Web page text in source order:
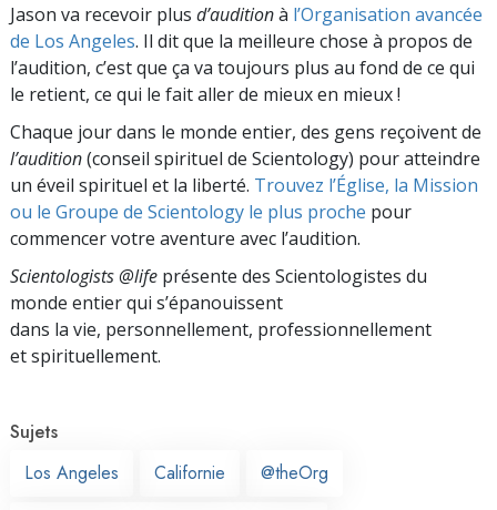
Jason va recevoir plus d’auditionà l’Organisation avancée
de Los Angeles. Il dit que la meilleure chose à propos de
l’audition, c’est que ça va toujours plus au fond de ce qui
le retient, ce qui le fait aller de mieux en mieux !
Chaque jour dans le monde entier, des gens reçoivent de
l’audition(conseil spirituel de Scientology) pour atteindre
un éveil spirituel et la liberté. Trouvez l’Église, la Mission
ou le Groupe de Scientology le plus proche pour
commencer votre aventure avec l’audition.
Scientologists @life présente des Scientologistes du
monde entier qui s’épanouissent
dans la vie, personnellement, professionnellement
et spirituellement.
Sujets
Los Angeles
Californie @theOrg